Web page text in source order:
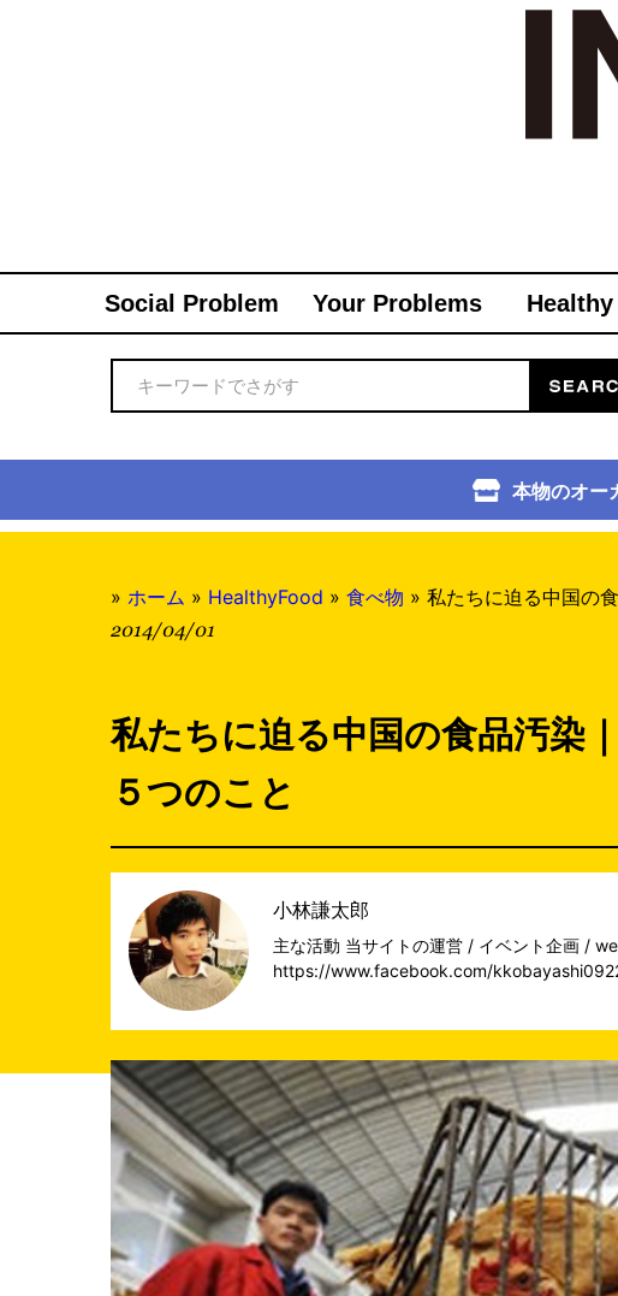
Social Problem Your Problems Healthy
本物のオ
» ホーム » HealthyFood » 食べ物 » 私たちに迫る中国の
2014/04/01
私たちに迫る中国の食品汚染
５つのこと
小林謙太郎
主な活動 当サイトの運営 / イベント企画 /
https://www.facebook.com/